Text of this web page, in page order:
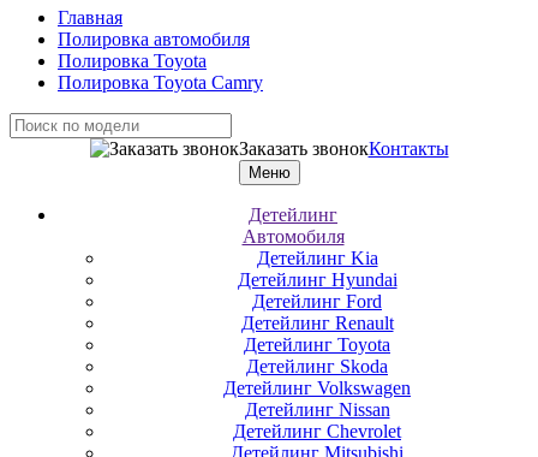
Главная
Полировка автомобиля
Полировка Toyota
Полировка Toyota Camry
Заказать звонокКонтакты
Меню
Детейлинг
Автомобиля
Детейлинг Kia
Детейлинг Hyundai
Детейлинг Ford
Детейлинг Renault
Детейлинг Toyota
Детейлинг Skoda
Детейлинг Volkswagen
Детейлинг Nissan
Детейлинг Chevrolet
Детейлинг Mitsubishi